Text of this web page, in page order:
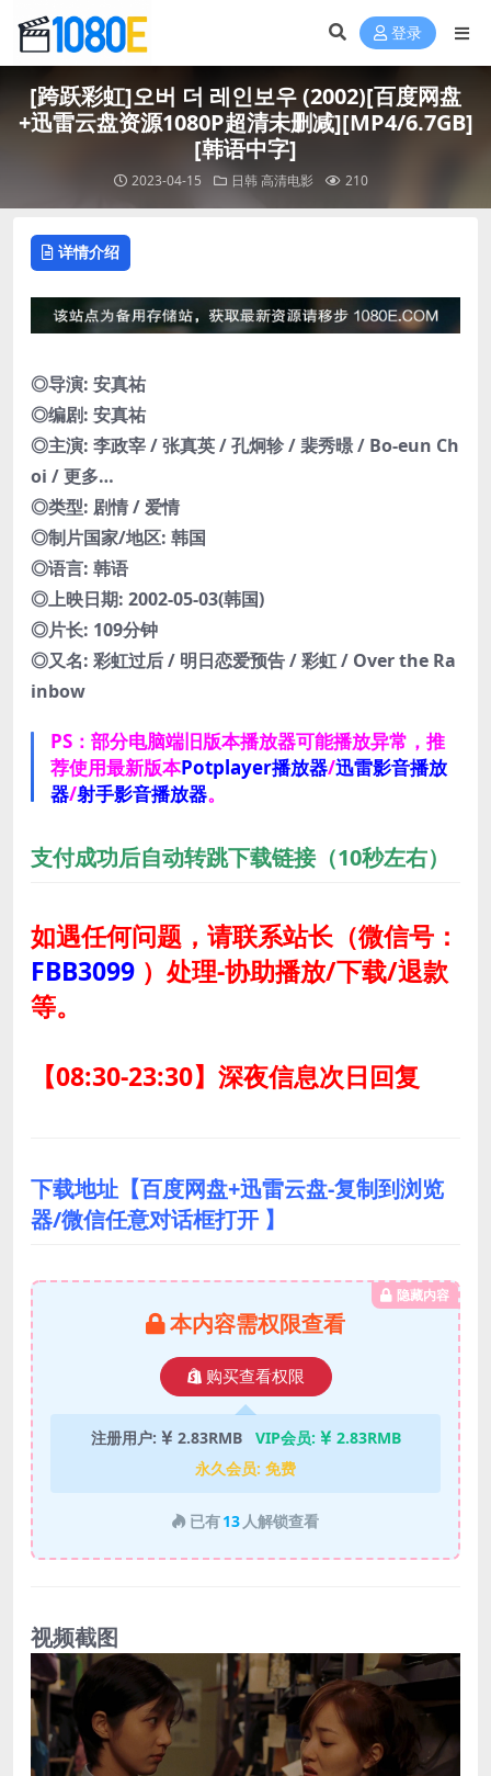
登录
[跨跃彩虹]오버 더 레인보우 (2002)[百度网盘
+迅雷云盘资源1080P超清未删减][MP4/6.7GB]
[韩语中字]
2023-04-15 日韩高清电影 210
详情介绍
◎导演: 安真祐
◎编剧: 安真祐
◎主演: 李政宰 / 张真英 / 孔炯轸 / 裴秀暻 / Bo-eun Ch
oi / 更多…
◎类型: 剧情 / 爱情
◎制片国家/地区: 韩国
◎语言: 韩语
◎上映日期: 2002-05-03(韩国)
◎片长: 109分钟
◎又名: 彩虹过后 / 明日恋爱预告 / 彩虹 / Over the Ra
inbow
PS：部分电脑端旧版本播放器可能播放异常，推
荐使用最新版本Potplayer播放器/迅雷影音播放
器/射手影音播放器。
支付成功后自动转跳下载链接（10秒左右）
如遇任何问题，请联系站长（微信号：
FBB3099 ） 处理-协助播放/下载/退款
等。
【08:30-23:30】深夜信息次日回复
下载地址【百度网盘+迅雷云盘-复制到浏览
器/微信任意对话框打开 】
隐藏内容
本内容需权限查看
购买查看权限
注册用户: 2.83RMB VIP会员:
2.83RMB
永久会员: 免费
已有13 人解锁查看
视频截图